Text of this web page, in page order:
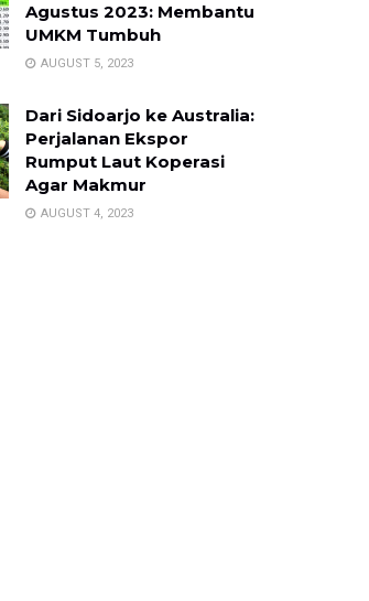
Agustus 2023: Membantu
UMKM Tumbuh
AUGUST 5, 2023
Dari Sidoarjo ke Australia:
Perjalanan Ekspor
Rumput Laut Koperasi
Agar Makmur
AUGUST 4, 2023